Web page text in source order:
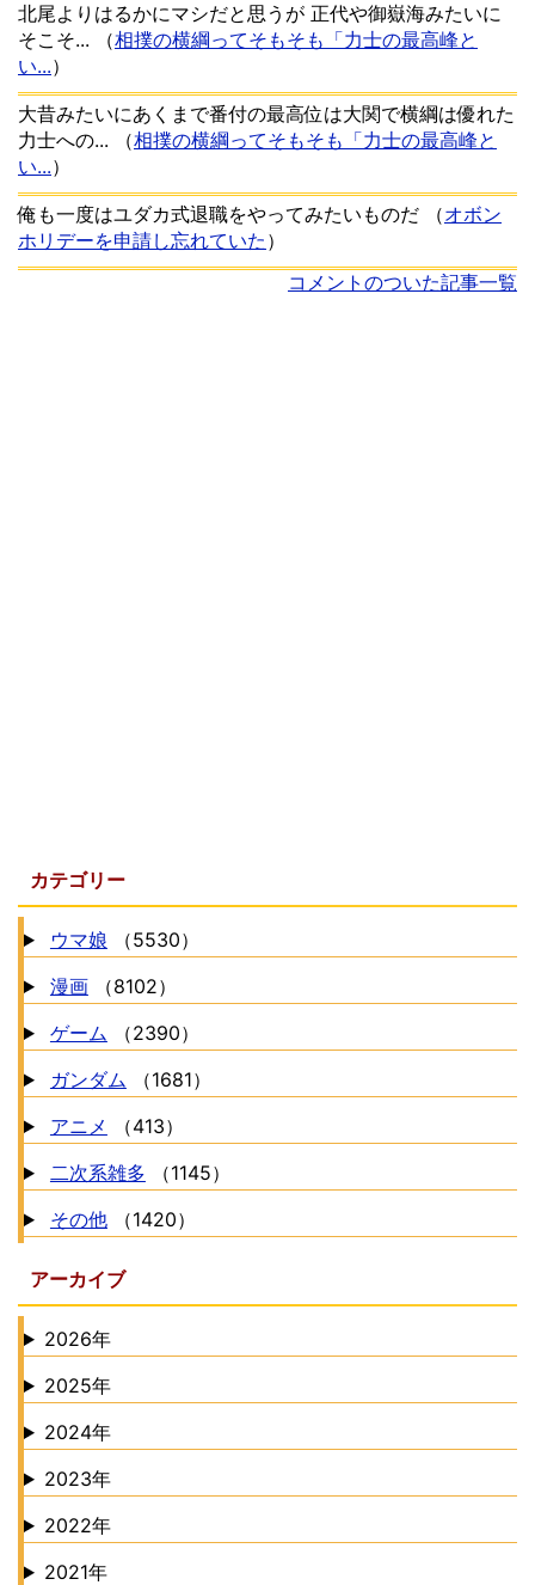
北尾よりはるかにマシだと思うが 正代や御嶽海みたいに
そこそ...
（相撲の横綱ってそもそも「力士の最高峰と
い...）
大昔みたいにあくまで番付の最高位は大関で横綱は優れた
力士への...
（相撲の横綱ってそもそも「力士の最高峰と
い...）
俺も一度はユダカ式退職をやってみたいものだ
（オボン
ホリデーを申請し忘れていた ）
コメントのついた記事一覧
カテゴリー
ウマ娘
（5530）
漫画
（8102）
ゲーム
（2390）
ガンダム
（1681）
アニメ
（413）
二次系雑多
（1145）
その他
（1420）
アーカイブ
2026年
2025年
2024年
2023年
2022年
2021年